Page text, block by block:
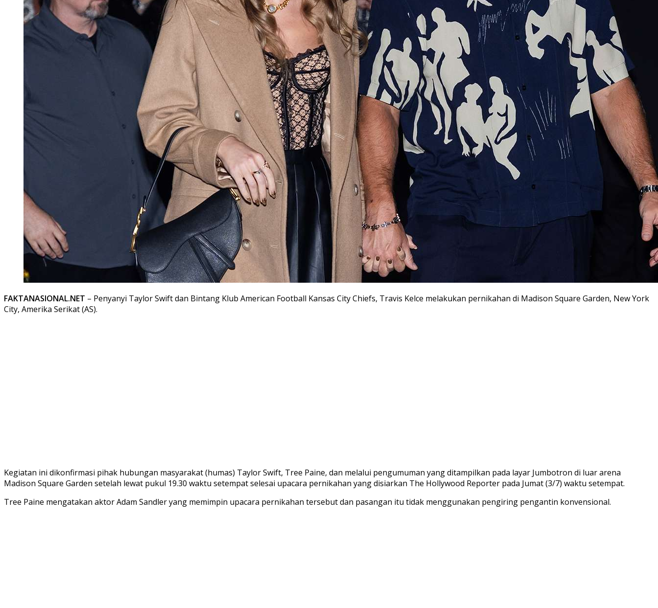
FAKTANASIONAL.NET – Penyanyi Taylor Swift dan Bintang Klub American Football Kansas City Chiefs, Travis Kelce melakukan pernikahan di Madison Square Garden, New York
City, Amerika Serikat (AS).
Kegiatan ini dikonfirmasi pihak hubungan masyarakat (humas) Taylor Swift, Tree Paine, dan melalui pengumuman yang ditampilkan pada layar Jumbotron di luar arena
Madison Square Garden setelah lewat pukul 19.30 waktu setempat selesai upacara pernikahan yang disiarkan The Hollywood Reporter pada Jumat (3/7) waktu setempat.
Tree Paine mengatakan aktor Adam Sandler yang memimpin upacara pernikahan tersebut dan pasangan itu tidak menggunakan pengiring pengantin konvensional.